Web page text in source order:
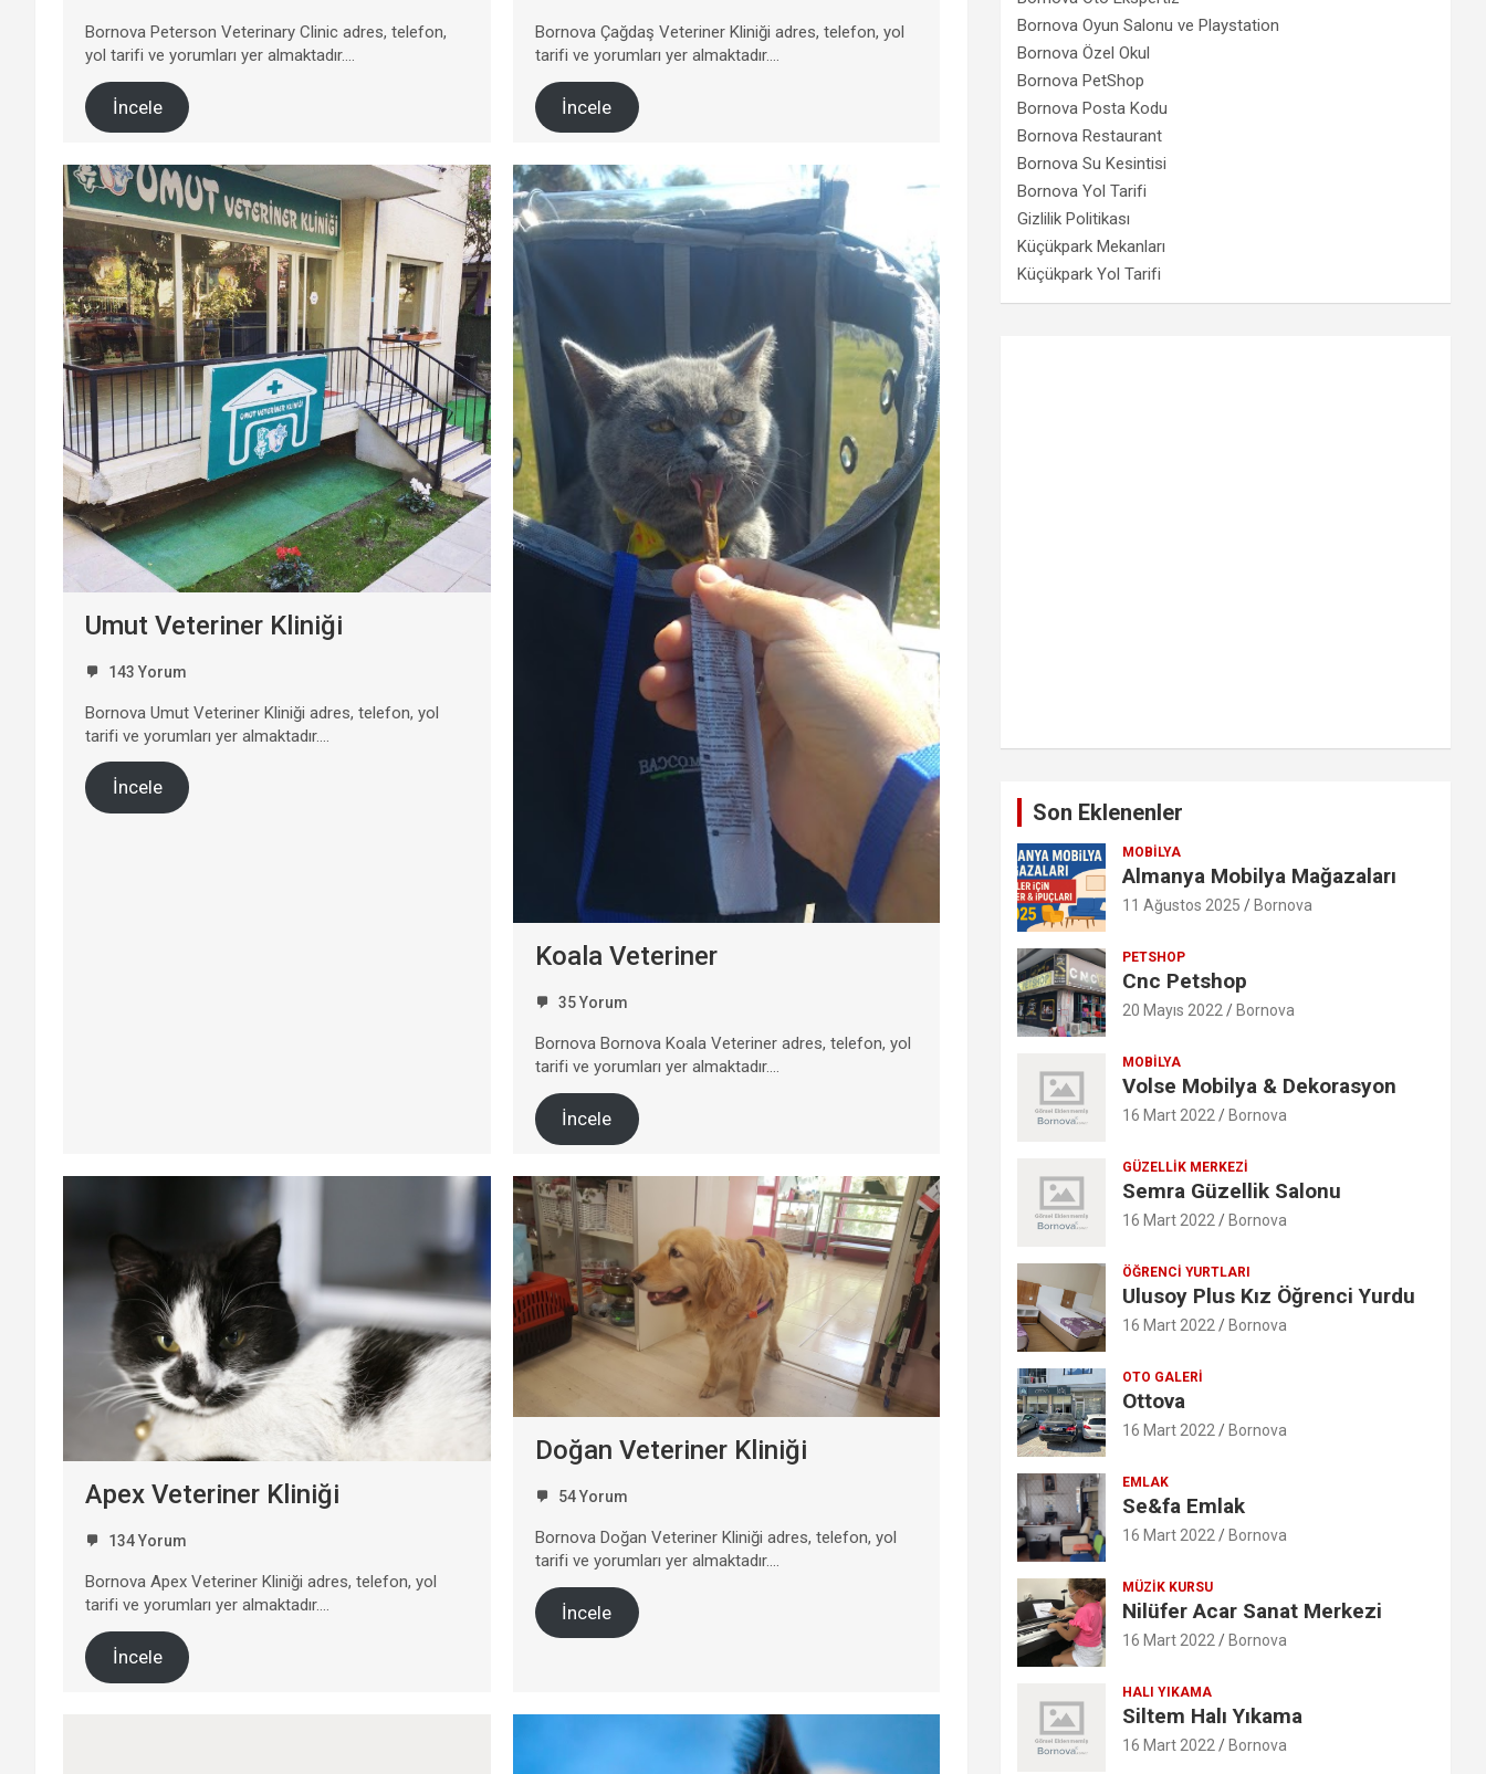
Bornova Peterson Veterinary Clinic adres, telefon,
yol tarifi ve yorumları yer almaktadır….
İncele
Bornova Çağdaş Veteriner Kliniği adres, telefon, yol
tarifi ve yorumları yer almaktadır….
İncele
Umut Veteriner Kliniği
143 Yorum
Bornova Umut Veteriner Kliniği adres, telefon, yol
tarifi ve yorumları yer almaktadır….
İncele
Koala Veteriner
35 Yorum
Bornova Bornova Koala Veteriner adres, telefon, yol
tarifi ve yorumları yer almaktadır….
İncele
Apex Veteriner Kliniği
134 Yorum
Bornova Apex Veteriner Kliniği adres, telefon, yol
tarifi ve yorumları yer almaktadır….
İncele
Doğan Veteriner Kliniği
54 Yorum
Bornova Doğan Veteriner Kliniği adres, telefon, yol
tarifi ve yorumları yer almaktadır….
İncele
Bornova Oyun Salonu ve Playstation
Bornova Özel Okul
Bornova PetShop
Bornova Posta Kodu
Bornova Restaurant
Bornova Su Kesintisi
Bornova Yol Tarifi
Gizlilik Politikası
Küçükpark Mekanları
Küçükpark Yol Tarifi
Son Eklenenler
MOBILYA
Almanya Mobilya Mağazaları
11 Ağustos 2025 Bornova
PETSHOP
Cnc Petshop
20 Mayıs 2022 Bornova
MOBILYA
Volse Mobilya & Dekorasyon
16 Mart 2022 Bornova
GÜZELLIK MERKEZI
Semra Güzellik Salonu
16 Mart 2022 Bornova
ÖĞRENCI YURTLARI
Ulusoy Plus Kız Öğrenci Yurdu
16 Mart 2022 Bornova
OTO GALERI
Ottova
16 Mart 2022 Bornova
EMLAK
Se&fa Emlak
16 Mart 2022 Bornova
MÜZIK KURSU
Nilüfer Acar Sanat Merkezi
16 Mart 2022 Bornova
HALI YIKAMA
Siltem Halı Yıkama
16 Mart 2022 Bornova